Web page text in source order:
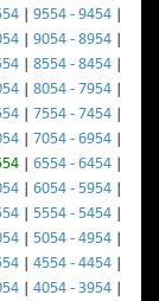
| 9554 - 9454 |
| 9054 - 8954 |
| 8554 - 8454 |
| 8054 - 7954 |
| 7554 - 7454 |
| 7054 - 6954 |
| 6554 - 6454 |
| 6054 - 5954 |
| 5554 - 5454 |
| 5054 - 4954 |
| 4554 - 4454 |
| 4054 - 3954 |